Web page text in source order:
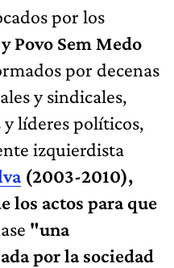
por los
Povo Sem Medo
por decenas
y sindicales,
líderes políticos,
izquierdista
(2003-2010),
los actos para que
"una
por la sociedad